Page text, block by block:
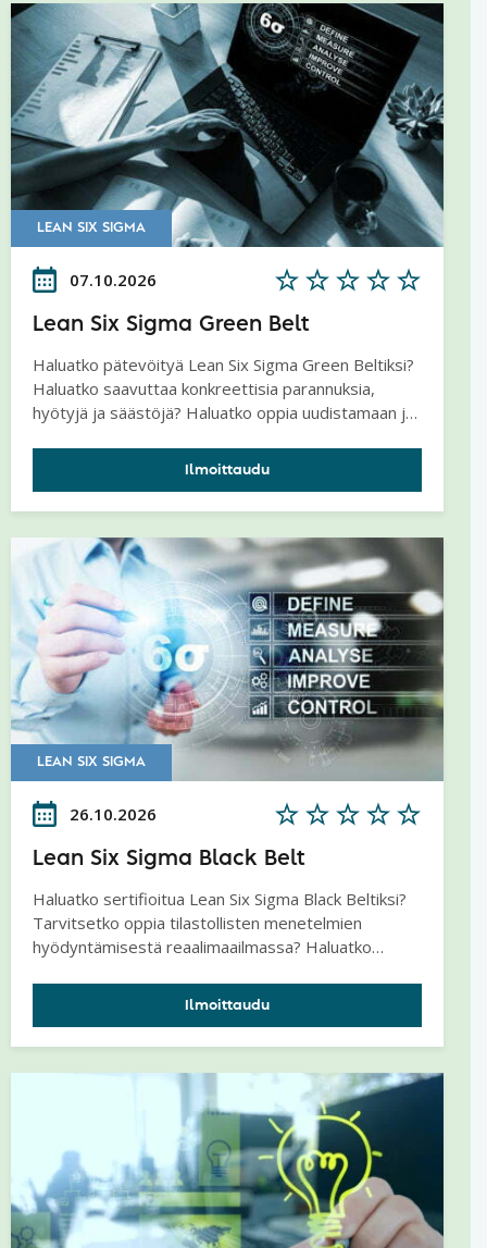
LEAN SIX SIGMA
07.10.2026
Lean Six Sigma Green Belt
Haluatko pätevöityä Lean Six Sigma Green Beltiksi?
Haluatko saavuttaa konkreettisia parannuksia,
hyötyjä ja säästöjä? Haluatko oppia uudistamaan ja
Ilmoittaudu
LEAN SIX SIGMA
26.10.2026
Lean Six Sigma Black Belt
Haluatko sertifioitua Lean Six Sigma Black Beltiksi?
Tarvitsetko oppia tilastollisten menetelmien
hyödyntämisestä reaalimaailmassa? Haluatko
luotettavilla tuotteilla? Haluatko oppia taitoja, joilla
parannustarpeeseesi? Lean Six Sigma -
hyötyjä. Leanin avulla työt ja prosessit nopeutuvat
ja Six Sigman avulla työt ja prosessit paranevat.
Ilmoittaudu